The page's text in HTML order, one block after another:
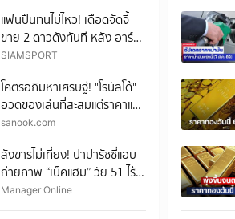
แฟนปืนทนไม่ไหว! เดือดจัดจี้
ขาย 2 ดาวดังทันที หลัง อาร์
เซน่อล พลิกล็อกพ่าย เรอัล เบ
SIAMSPORT
โคตรอภิมหาเศรษฐี! "โรนัลโด้"
อวดของเล่นที่สะสมแต่ราคาแรง
ทะลุเกิน 4,000 ล้าน
sanook.com
สังขารไม่เที่ยง! ปาปารัซซี่แอบ
ถ่ายภาพ “เบ็คแฮม” วัย 51 ไร้
ฟิลเตอร์ เผยให้เห็นผมบาง-
Manager Online